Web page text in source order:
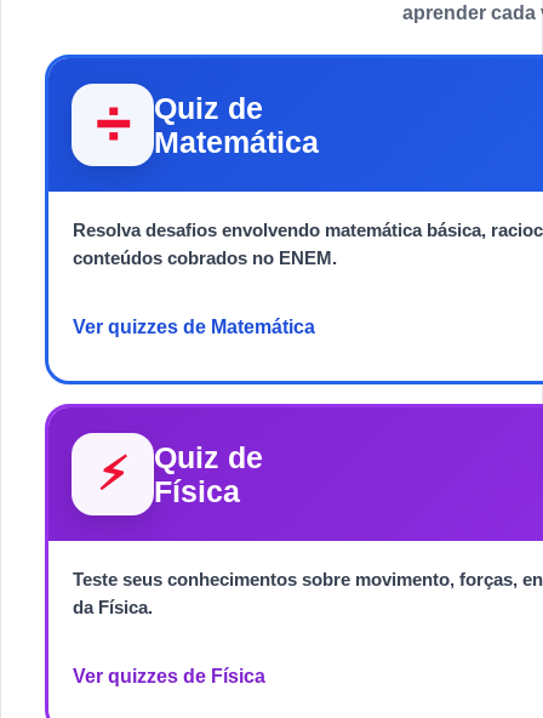
aprender cada
➗
Quiz de
Matemática
Resolva desafios envolvendo matemática básica,
conteúdos cobrados no ENEM.
Ver quizzes de Matemática
⚡
Quiz de
Física
Teste seus conhecimentos sobre movimento, forças,
da Física.
Ver quizzes de Física